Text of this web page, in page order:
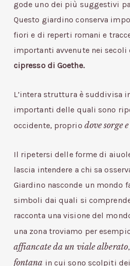
gode uno dei più suggestivi
Questo giardino conserva
fiori e di reperti romani e
importanti avvenute nei secoli
cipresso di Goethe.
L’intera struttura è suddivisa
importanti delle quali sono
occidente, proprio dove sorge
Il ripetersi delle forme di
lascia intendere a chi sa
Giardino nasconde un mondo
simboli dai quali si
racconta una visione del
una zona troviamo per
affiancate da un viale alberato
fontana in cui sono scolpiti